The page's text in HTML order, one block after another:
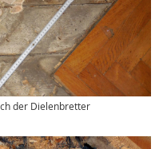
der Dielenbretter